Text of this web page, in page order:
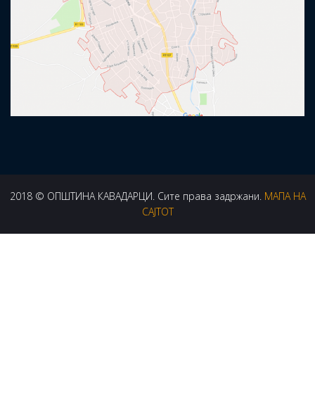
2018 © ОПШТИНА КАВАДАРЦИ. Сите права задржани. МАПА НА
САЈТОТ